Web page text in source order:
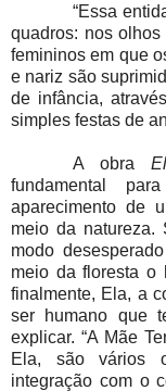
“Essa
quadros: nos
femininos em que
e nariz são
de infância,
simples festas de
A obra
fundamental
aparecimento de
meio da natureza.
modo
meio da floresta o
finalmente, Ela, a
ser humano que
explicar. “A Mãe
Ela, são vários
integração com o